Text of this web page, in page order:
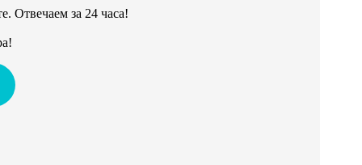
Отвечаем за 24 часа!